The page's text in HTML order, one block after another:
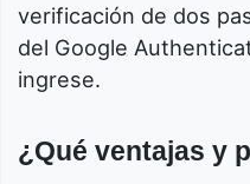
verificación de dos
del Google
ingrese.
¿Qué ventajas y